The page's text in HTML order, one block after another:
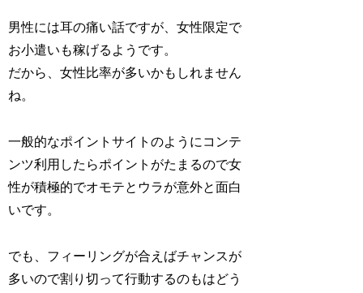
男性には耳の痛い話ですが、女性限定で
お小遣いも稼げるようです。
だから、女性比率が多いかもしれません
ね。
一般的なポイントサイトのようにコンテ
ンツ利用したらポイントがたまるので女
性が積極的でオモテとウラが意外と面白
いです。
でも、フィーリングが合えばチャンスが
多いので割り切って行動するのもはどう